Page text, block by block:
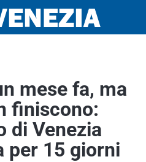
mese fa, ma
finiscono:
di Venezia
per 15 giorni